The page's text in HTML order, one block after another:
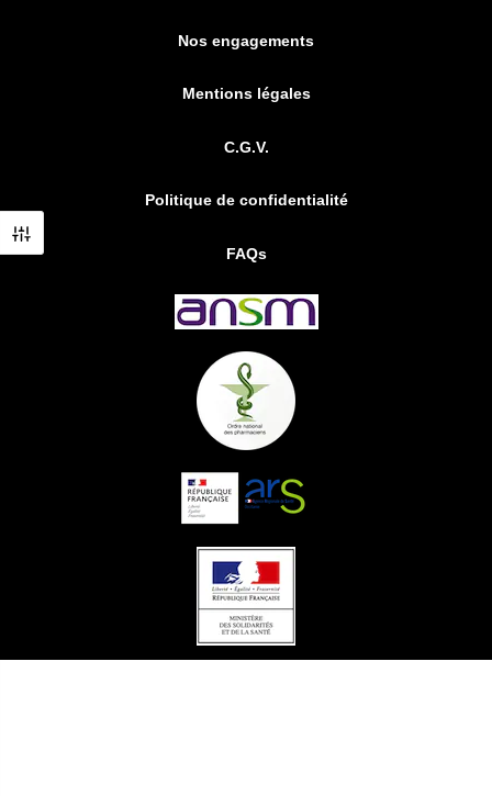
Nos engagements
Mentions légales
C.G.V.
Politique de confidentialité
FAQs